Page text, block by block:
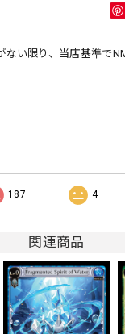
ない限り、当店基準で
187 4
関連商品